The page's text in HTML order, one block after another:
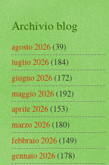
Archivio blog
agosto 2026(39)
luglio 2026(184)
giugno 2026(172)
maggio 2026(192)
aprile 2026(153)
marzo 2026(180)
febbraio 2026(149)
gennaio 2026(178)